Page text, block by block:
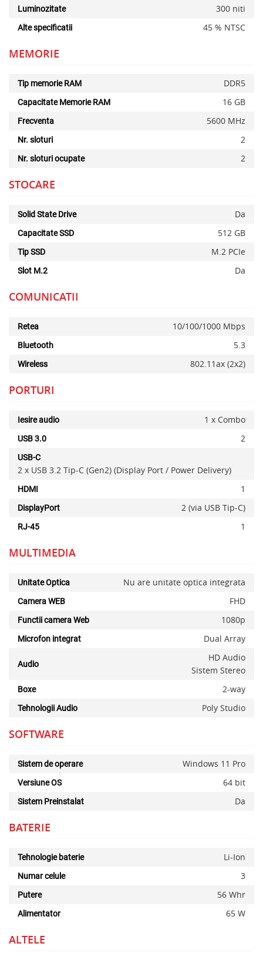
Luminozitate 300 niti
Alte specificatii 45 % NTSC
MEMORIE
Tip memorie RAM DDR5
Capacitate Memorie RAM 16 GB
Frecventa 5600 MHz
Nr. sloturi 2
Nr. sloturi ocupate 2
STOCARE
Solid State Drive Da
Capacitate SSD 512 GB
Tip SSD M.2 PCIe
Slot M.2 Da
COMUNICATII
Retea 10/100/1000 Mbps
Bluetooth 5.3
Wireless 802.11ax (2x2)
PORTURI
Iesire audio 1 x Combo
USB 3.0 2
USB-C
2 x USB 3.2 Tip-C (Gen2) (Display Port / Power Delivery)
HDMI 1
DisplayPort 2 (via USB Tip-C)
RJ-45 1
MULTIMEDIA
Unitate Optica Nu are unitate optica integrata
Camera WEB FHD
Functii camera Web 1080p
Microfon integrat Dual Array
Audio
HD Audio
Sistem Stereo
Boxe 2-way
Tehnologii Audio Poly Studio
SOFTWARE
Sistem de operare Windows 11 Pro
Versiune OS 64 bit
Sistem Preinstalat Da
BATERIE
Tehnologie baterie Li-Ion
Numar celule 3
Putere 56 Whr
Alimentator 65 W
ALTELE
x